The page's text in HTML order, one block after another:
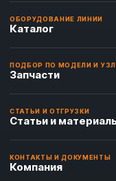
ОБОРУДОВАНИЕ ЛИНИИ
Каталог
ПОДБОР ПО МОДЕЛИ И
Запчасти
СТАТЬИ И ОТГРУЗКИ
Статьи и
КОНТАКТЫ И ДОКУМЕНТЫ
Компания